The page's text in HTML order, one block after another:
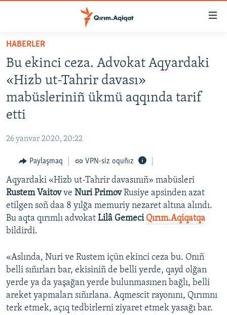
Esas
qaytmaq
Baş
navigatsiyağa
qaytmaq
Qıdıruvğa
HABERLER
SİYASET
İQTİSADİYAT
CEMİYET
İNSAN AQLARI
VİDEO
SÜRET
BLOGLAR
FİKİR
Українською
QOŞULIÑIZ!
HABERLER
Bu ekinci ceza. Advokat Aqyardaki
«Hizb ut-Tahrir davası»
mabüsleriniñ ükmü aqqında tarif
etti
26 yanvar 2020, 20:22
Paylaşmaq VPN-siz oquñız
Aqyardaki «Hizb ut-Tahrir davasınıñ» mabüsleri
Rustem Vaitovve Nuri PrimovRusiye apsinden azat
etilgen soñ daa 8 yılğa memuriy nezaret altına alındı.
Bu aqta qırımlı advokat Lilâ Gemeci Qırım.Aqiqatqa
bildirdi.
«Aslında, Nuri ve Rustem içün ekinci ceza bu. Onıñ
belli sıñırları bar, ekisiniñ de belli yerde, qayd olğan
yerde ya da yaşağan yerde bulunmasınen bağlı, belli
areket yapmaları sıñırlana. Aqmescit rayonını, Qırımnı
terk etmek, açıq tedbirlerni ziyaret etmek yasağı bar.